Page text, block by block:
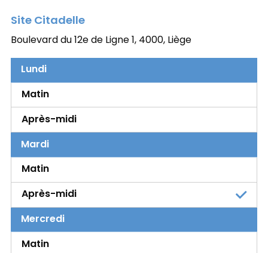
Site Citadelle
Boulevard du 12e de Ligne 1,4000, Liège
Lundi
Matin
Après-midi
Mardi
Matin
Après-midi
Mercredi
Matin